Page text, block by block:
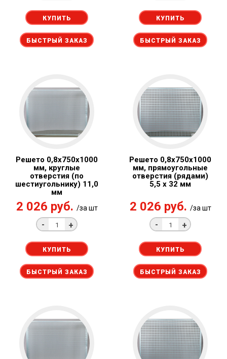
КУПИТЬ
БЫСТРЫЙ ЗАКАЗ
КУПИТЬ
БЫСТРЫЙ ЗАКАЗ
Решето 0,8x750х1000
мм, круглые
отверстия (по
шестиугольнику) 11,0
мм
2 026 руб. /за шт
- +
КУПИТЬ
БЫСТРЫЙ ЗАКАЗ
Решето 0,8x750х1000
мм, прямоугольные
отверстия (рядами)
5,5 x 32 мм
2 026 руб. /за шт
- +
КУПИТЬ
БЫСТРЫЙ ЗАКАЗ